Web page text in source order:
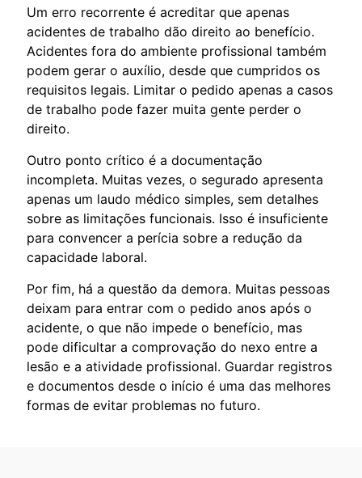
Um erro recorrente é acreditar que apenas
acidentes de trabalho dão direito ao benefício.
Acidentes fora do ambiente profissional também
podem gerar o auxílio, desde que cumpridos os
requisitos legais. Limitar o pedido apenas a casos
de trabalho pode fazer muita gente perder o
direito.
Outro ponto crítico é a documentação
incompleta. Muitas vezes, o segurado apresenta
apenas um laudo médico simples, sem detalhes
sobre as limitações funcionais. Isso é insuficiente
para convencer a perícia sobre a redução da
capacidade laboral.
Por fim, há a questão da demora. Muitas pessoas
deixam para entrar com o pedido anos após o
acidente, o que não impede o benefício, mas
pode dificultar a comprovação do nexo entre a
lesão e a atividade profissional. Guardar registros
e documentos desde o início é uma das melhores
formas de evitar problemas no futuro.